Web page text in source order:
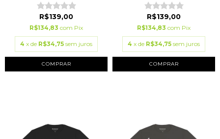
R$139,00
R$134,83 com Pix
4 x de R$34,75 sem juros
COMPRAR
R$139,00
R$134,83 com Pix
4 x de R$34,75 sem juros
COMPRAR